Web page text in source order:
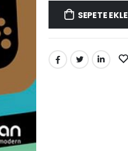
SEPETE EKLE
PAYLAŞ: